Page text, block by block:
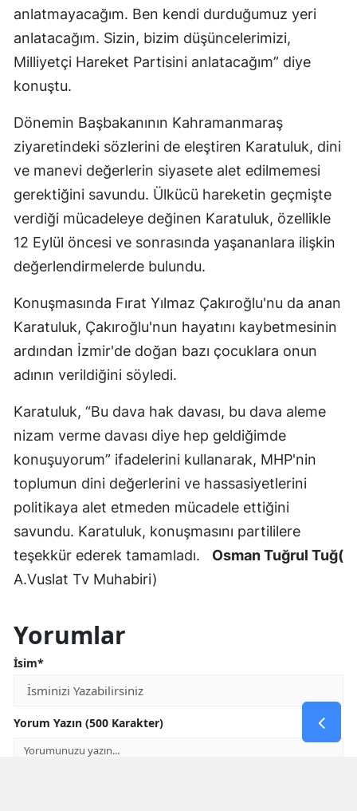
anlatmayacağım. Ben kendi durduğumuz yeri
anlatacağım. Sizin, bizim düşüncelerimizi,
Milliyetçi Hareket Partisini anlatacağım” diye
konuştu.
Dönemin Başbakanının Kahramanmaraş
ziyaretindeki sözlerini de eleştiren Karatuluk, dini
ve manevi değerlerin siyasete alet edilmemesi
gerektiğini savundu. Ülkücü hareketin geçmişte
verdiği mücadeleye değinen Karatuluk, özellikle
12 Eylül öncesi ve sonrasında yaşananlara ilişkin
değerlendirmelerde bulundu.
Konuşmasında Fırat Yılmaz Çakıroğlu'nu da anan
Karatuluk, Çakıroğlu'nun hayatını kaybetmesinin
ardından İzmir'de doğan bazı çocuklara onun
adının verildiğini söyledi.
Karatuluk, “Bu dava hak davası, bu dava aleme
nizam verme davası diye hep geldiğimde
konuşuyorum” ifadelerini kullanarak, MHP'nin
toplumun dini değerlerini ve hassasiyetlerini
politikaya alet etmeden mücadele ettiğini
savundu. Karatuluk, konuşmasını partililere
teşekkür ederek tamamladı. Osman Tuğrul Tuğ(
A.Vuslat Tv Muhabiri)
Yorumlar
İsim*
Yorum Yazın (500 Karakter)